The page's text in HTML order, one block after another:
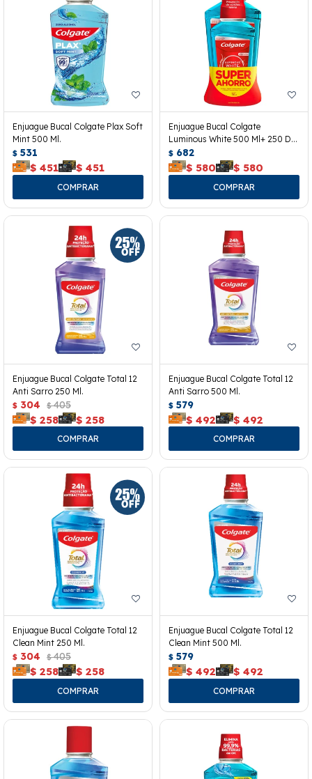
Enjuague Bucal Colgate Plax Soft
Mint 500 Ml.
$ 531
$ 451 $ 451
Enjuague Bucal Colgate
Luminous White 500 Ml+ 250 De
Regalo.
$ 682
$ 580 $ 580
Enjuague Bucal Colgate Total 12
Anti Sarro 250 Ml.
$ 304 $ 405
$ 258 $ 258
Enjuague Bucal Colgate Total 12
Anti Sarro 500 Ml.
$ 579
$ 492 $ 492
Enjuague Bucal Colgate Total 12
Clean Mint 250 Ml.
$ 304 $ 405
$ 258 $ 258
Enjuague Bucal Colgate Total 12
Clean Mint 500 Ml.
$ 579
$ 492 $ 492